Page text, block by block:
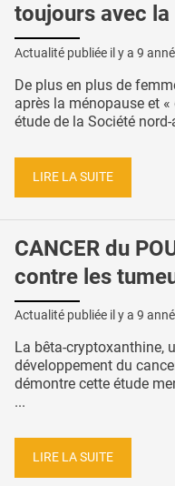
toujours avec
Actualité publiée il y a 9
De plus en plus de
après la ménopause et
étude de la Société
LIRE LA SUITE
CANCER du
contre les
Actualité publiée il y a 9
La bêta-cryptoxanthine,
développement du
démontre cette étude
...
LIRE LA SUITE